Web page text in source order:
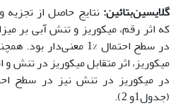
گلایسین‌بتائین:نتایج حاصل از
که اثر رقم، میکوریز و تنش آبی بر
در سطح احتمال %1
میکوریز، اثر متقابل میکوریز در تنش
(جدول1و 2).